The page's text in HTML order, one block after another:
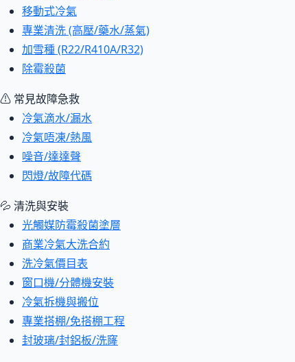
移動式冷氣
專業清洗 (高壓/藥水/蒸氣)
加雪種 (R22/R410A/R32)
除霉殺菌
⚠ 常見故障急救
冷氣滴水/漏水
冷氣唔凍/熱風
噪音/達達聲
閃燈/故障代碼
💦 清洗與安裝
光觸媒防霉殺菌塗層
商業冷氣大洗合約
洗冷氣價目表
窗口機/分體機安裝
冷氣拆機與搬位
專業搭棚/免搭棚工程
封玻璃/封鋁板/洗窿